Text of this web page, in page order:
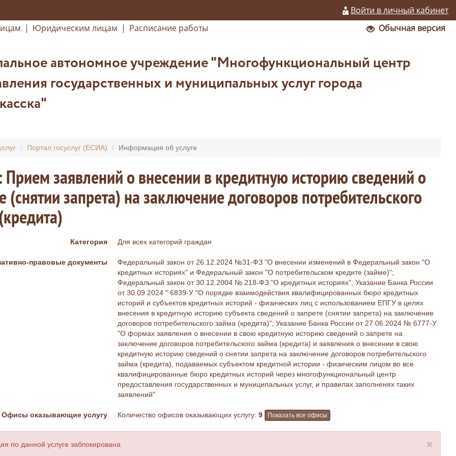
Войти в личный кабинет
| Юридическим лицам | Расписание работы Обычная версия
автономное учреждение "Многофункциональный центр
государственных и муниципальных услуг города
Портал госуслуг (ЕСИА) Информация об услуге
Прием заявлений о внесении в кредитную историю сведений о
(снятии запрета) на заключение договоров потребительского
Категория Для всех категорий граждан
правовые документы
Федеральный закон от 26.12.2024 №31-ФЗ "О внесении изменений в Федеральный закон "О
кредитных историях" и Федеральный закон "О потребительском кредите (займе)";
Федеральный закон от 30.12.2004 № 218-ФЗ "О кредитных историях"; Указание Банка России
от 30.09.2024 " 6839-У "О порядке взаимодействия квалифицированных бюро кредитных
историй и субъектов кредитных историй - физических лиц с использованием ЕПГУ в целях
внесения в кредитную историю субъекта сведений о запрете (снятии запрета) на заключение
договоров потребительского займа (кредита)"; Указание Банка России от 27.06.2024 № 6777-У
"О формах заявления о внесении в свою кредитную историю сведений о запрете на
заключение договоров потребительского займа (кредита) и заявления о внесении в свою
кредитную историю сведений о снятии запрета на заключение договоров потребительского
займа (кредита), подаваемых субъектом кредитной истории - физическим лицом во все
квалифицированные бюро кредитных историй через многофункциональный центр
предоставления государственных и муниципальных услуг, и правилах заполненях таких
заявлений"
Офисы оказывающие услугу Количество офисов оказывающих услугу: 9 Показать все офисы
×
по данной услуге заблокирована